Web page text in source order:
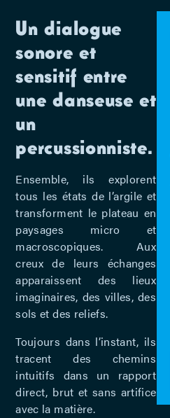
Un dialogue
sonore et
sensitif entre
une danseuse et
un
percussionniste.
Ensemble, ils explorent
tous les états de l’argile et
transforment le plateau en
paysages micro et
macroscopiques. Aux
creux de leurs échanges
apparaissent des lieux
imaginaires, des villes, des
sols et des reliefs.
Toujours dans l’instant, ils
tracent des chemins
intuitifs dans un rapport
direct, brut et sans artifice
avec la matière.